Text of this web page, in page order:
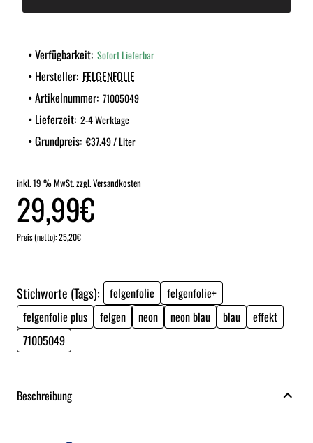
Verfügbarkeit: Sofort Lieferbar
Hersteller: FELGENFOLIE
Artikelnummer: 71005049
Lieferzeit: 2-4 Werktage
Grundpreis: €37.49 / Liter
inkl. 19 % MwSt. zzgl. Versandkosten
29,99€
Preis (netto): 25,20€
Stichworte (Tags): felgenfolie
felgenfolie+
felgenfolie plus
felgen neon neon blau blau
effekt
71005049
Beschreibung